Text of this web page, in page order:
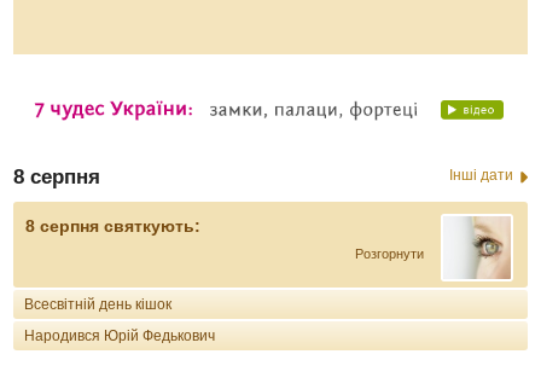
8 серпня Інші дати
8 серпня святкують:
Розгорнути
Всесвітній день кішок
Народився Юрій Федькович